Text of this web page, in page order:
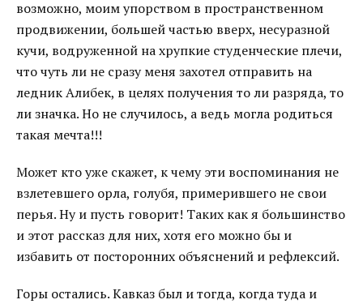
возможно, моим упорством в пространственном
продвижении, большей частью вверх, несуразной
кучи, водруженной на хрупкие студенческие плечи,
что чуть ли не сразу меня захотел отправить на
ледник Алибек, в целях получения то ли разряда, то
ли значка. Но не случилось, а ведь могла родиться
такая мечта!!!
Может кто уже скажет, к чему эти воспоминания не
взлетевшего орла, голубя, примерившего не свои
перья. Ну и пусть говорит! Таких как я большинство
и этот рассказ для них, хотя его можно бы и
избавить от посторонних объяснений и рефлексий.
Горы остались. Кавказ был и тогда, когда туда и